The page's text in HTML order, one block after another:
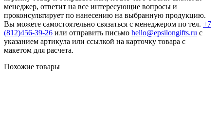
менеджер, ответит на все интересующие вопросы и
проконсультирует по нанесению на выбранную продукцию.
Вы можете самостоятельно связаться с менеджером по тел. +7
(812)456-39-26 или отправить письмо hello@epsilongifts.ru с
указанием артикула или ссылкой на карточку товара с
макетом для расчета.
Похожие товары